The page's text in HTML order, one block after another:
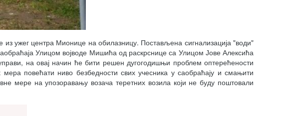
ужег центра Мионице на обилазницу. Постављена сигнализација "води"
Улицом војводе Мишића од раскрснице са Улицом Јове Алексића
на овај начин ће бити решен дугогодишњи проблем оптерећености
повећати ниво безбедности свих учесника у саобраћају и смањити
мере на упозоравању возача теретних возила који не буду поштовали